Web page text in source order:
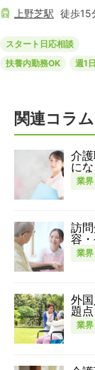
上野芝駅 徒歩15
スタート日応相談
扶養内勤務OK
週1
関連コラム
介
に
業
訪
容
業
外
題
業